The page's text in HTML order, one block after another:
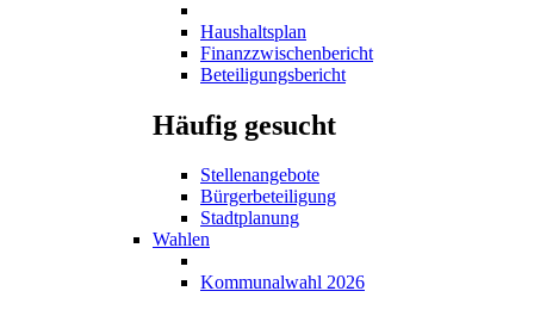
Haushaltsplan
Finanzzwischenbericht
Beteiligungsbericht
Häufig gesucht
Stellenangebote
Bürgerbeteiligung
Stadtplanung
Wahlen
Kommunalwahl 2026